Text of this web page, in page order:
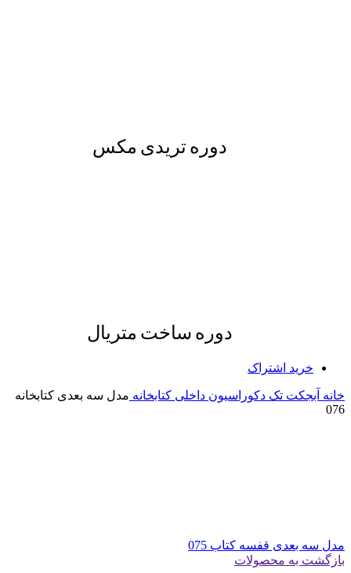
دوره تریدی مکس
دوره ساخت متریال
خرید اشتراک
خانه آبجکت تک دکوراسیون داخلی کتابخانه مدل سه بعدی کتابخانه
076
مدل سه بعدی قفسه کتاب 075
بازگشت به محصولات